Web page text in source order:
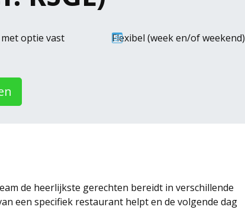
optie vast Flexibel (week en/of weekend)
de heerlijkste gerechten bereidt in verschillende
een specifiek restaurant helpt en de volgende dag